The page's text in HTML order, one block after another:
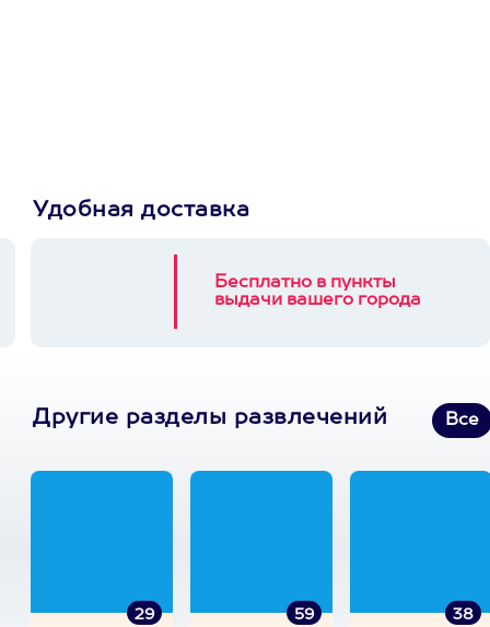
Удобная доставка
Бесплатно в пункты
выдачи вашего города
Другие разделы развлечений Все
29
59
38